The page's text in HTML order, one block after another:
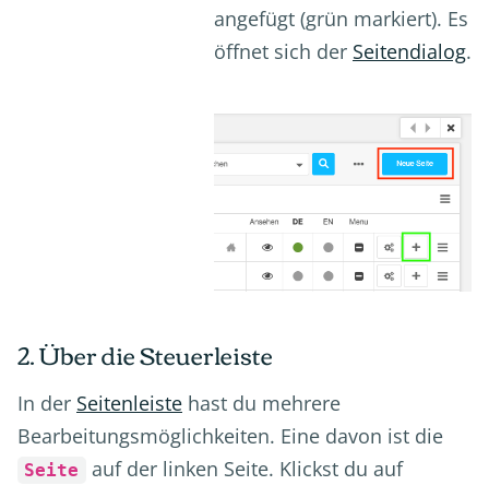
angefügt (grün markiert). Es
öffnet sich der Seitendialog.
2. Über die Steuerleiste
In der Seitenleiste hast du mehrere
Bearbeitungsmöglichkeiten. Eine davon ist die
Seite auf der linken Seite. Klickst du auf